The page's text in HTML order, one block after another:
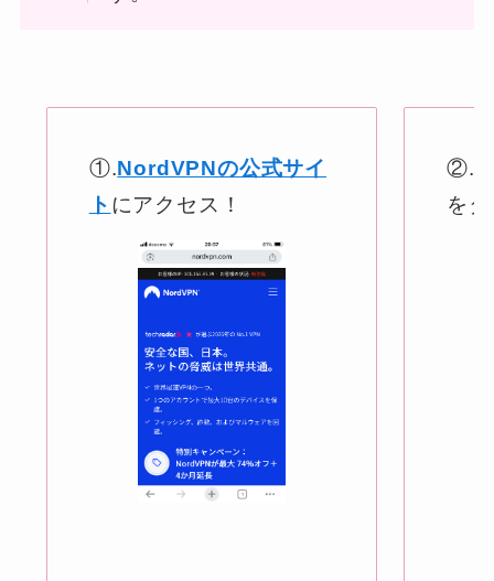
①.NordVPNの公式サイ
ト にアクセス！
②.「
を